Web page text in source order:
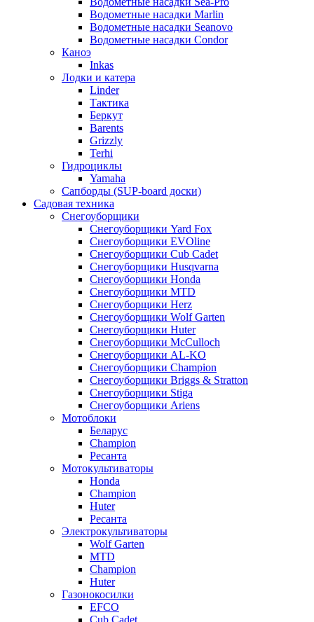
Водометные насадки Marlin
Водометные насадки Seanovo
Водометные насадки Condor
Каноэ
Inkas
Лодки и катера
Linder
Тактика
Беркут
Barents
Grizzly
Terhi
Гидроциклы
Yamaha
Сапборды (SUP-board доски)
Садовая техника
Снегоуборщики
Снегоуборщики Yard Fox
Снегоуборщики EVOline
Снегоуборщики Cub Cadet
Снегоуборщики Husqvarna
Снегоуборщики Honda
Снегоуборщики MTD
Снегоуборщики Herz
Снегоуборщики Wolf Garten
Снегоуборщики Huter
Снегоуборщики McCulloch
Снегоуборщики AL-KO
Снегоуборщики Champion
Снегоуборщики Briggs & Stratton
Снегоуборщики Stiga
Снегоуборщики Ariens
Мотоблоки
Беларус
Champion
Ресанта
Мотокультиваторы
Honda
Champion
Huter
Ресанта
Электрокультиваторы
Wolf Garten
MTD
Champion
Huter
Газонокосилки
EFCO
Cub Cadet